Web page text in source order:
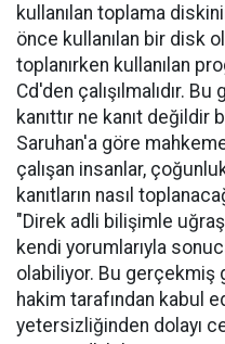
kullanılan toplama
önce kullanılan bir disk
toplanırken kullanılan
Cd'den çalışılmalıdır.
kanıttır ne kanıt değildir
Saruhan'a göre
çalışan insanlar,
kanıtların nasıl
"Direk adli bilişimle
kendi yorumlarıyla
olabiliyor. Bu gerçekmiş
hakim tarafından kabul
yetersizliğinden dolayı